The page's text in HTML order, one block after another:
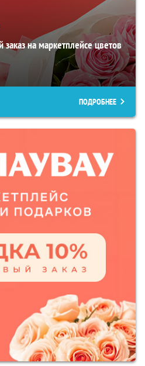
на маркетплейсе цветов
ПОДРОБНЕЕ